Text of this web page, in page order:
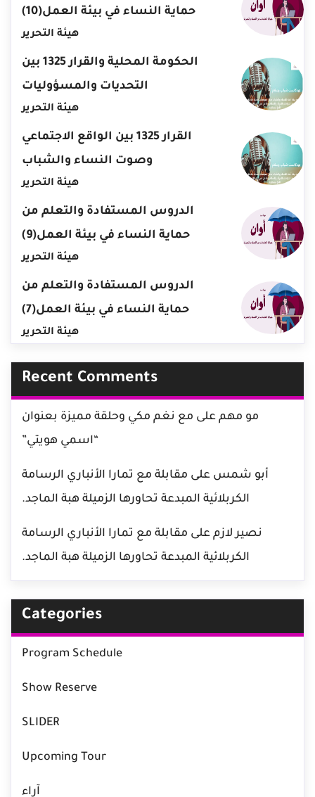
حماية النساء في بيئة العمل(10)
هيئة التحرير
الحكومة المحلية والقرار 1325 بين
التحديات والمسؤوليات
هيئة التحرير
القرار 1325 بين الواقع الاجتماعي
وصوت النساء والشباب
هيئة التحرير
الدروس المستفادة والتعلم من
حماية النساء في بيئة العمل(9)
هيئة التحرير
الدروس المستفادة والتعلم من
حماية النساء في بيئة العمل(7)
هيئة التحرير
Recent Comments
مو مهم على مع نغم مكي وحلقة مميزة بعنوان
“اسمي هويتي”
أبو شمس على مقابلة مع تمارا الأنباري الرسامة
الكربلائية المبدعة تحاورها الزميلة هبة الماجد.
نصير لازم على مقابلة مع تمارا الأنباري الرسامة
الكربلائية المبدعة تحاورها الزميلة هبة الماجد.
Categories
Program Schedule
Show Reserve
SLIDER
Upcoming Tour
آراء